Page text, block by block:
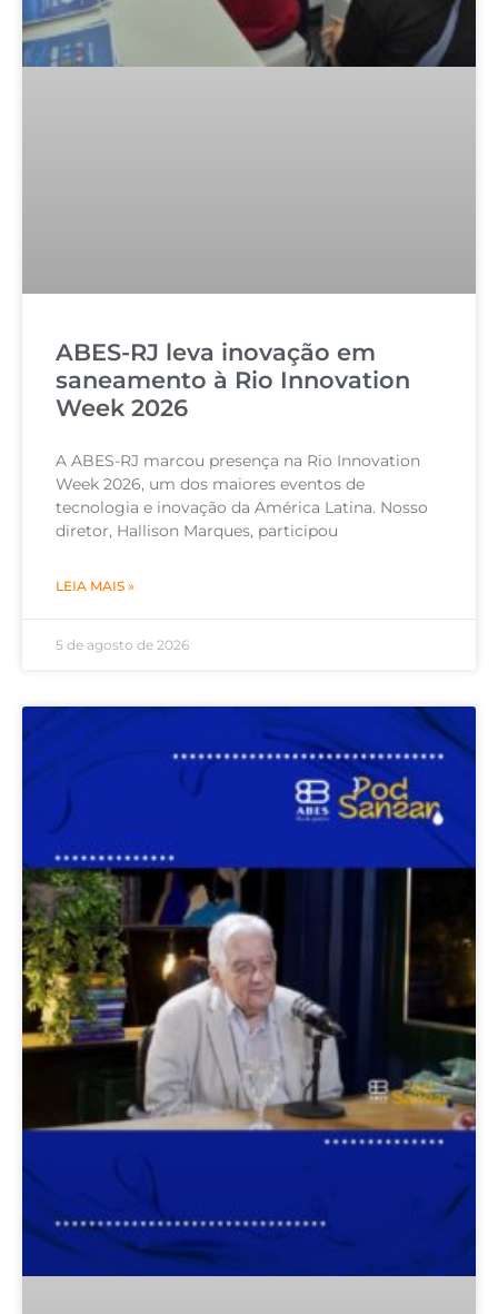
ABES-RJ leva inovação em
saneamento à Rio Innovation
Week 2026
A ABES-RJ marcou presença na Rio Innovation
Week 2026, um dos maiores eventos de
tecnologia e inovação da América Latina. Nosso
diretor, Hallison Marques, participou
LEIA MAIS »
5 de agosto de 2026